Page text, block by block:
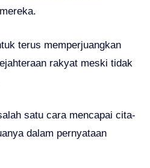
terus memperjuangkan
rakyat meski tidak
satu cara mencapai cita-
dalam pernyataan